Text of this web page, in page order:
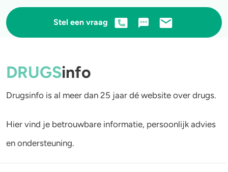
Stel een vraag
DRUGSinfo
Drugsinfo is al meer dan 25 jaar dé website over drugs.
Hier vind je betrouwbare informatie, persoonlijk advies
en ondersteuning.